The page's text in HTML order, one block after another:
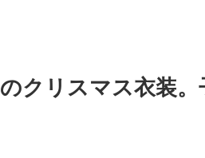
クリスマス衣装。